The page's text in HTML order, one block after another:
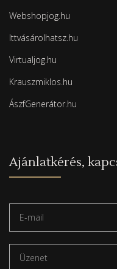
Webshopjog.hu
Ittvásárolhatsz.hu
Virtualjog.hu
Krauszmiklos.hu
ÁszfGenerátor.hu
Ajánlatkérés,